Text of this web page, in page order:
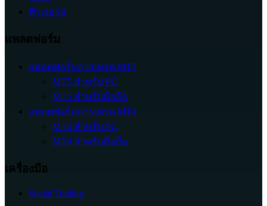
ฟิวเจอร์ส
แพลตฟอร์ม
แพลตฟอร์มการเทรด MT5
MT5 สำหรับ PC
MT5 สำหรับมือถือ
แพลตฟอร์มการเทรด MT4
MT4 สำหรับ PC
MT4 สำหรับมือถือ
เครื่องมือ
Social Trading